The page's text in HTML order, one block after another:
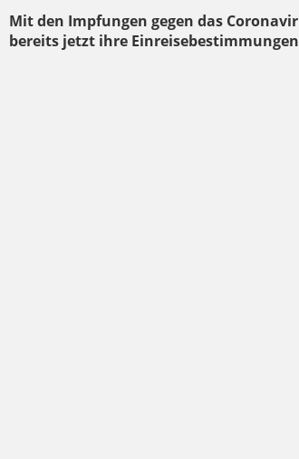
Mit den Impfungen gegen das
bereits jetzt ihre